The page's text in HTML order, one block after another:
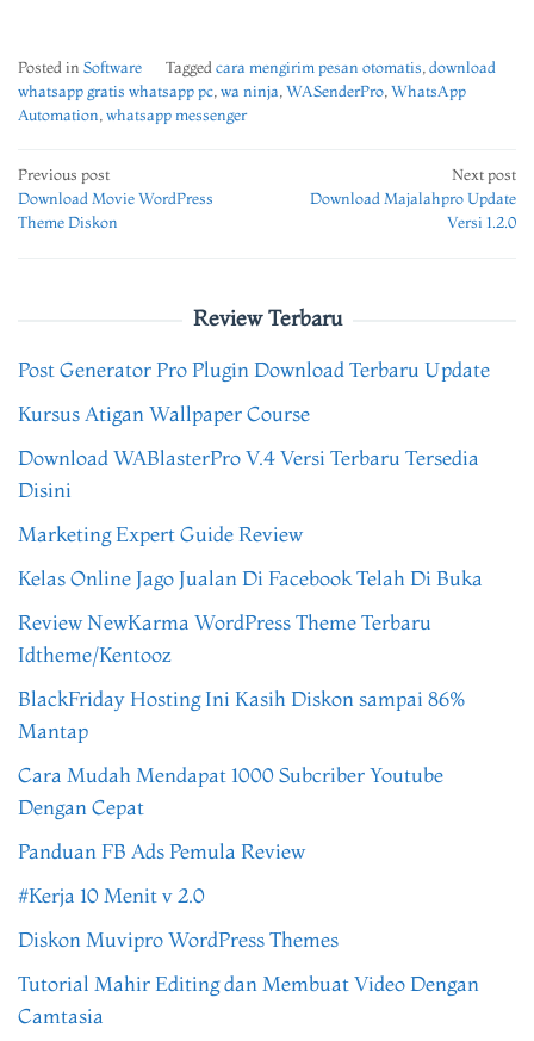
Posted in Software Tagged cara mengirim pesan otomatis download
whatsapp gratis whatsapp pc wa ninja WASenderPro WhatsApp
Automation whatsapp messenger
Post
navigation
Previous post
Download Movie WordPress
Theme Diskon
Next post
Download Majalahpro Update
Versi 1.2.0
Review Terbaru
Post Generator Pro Plugin Download Terbaru Update
Kursus Atigan Wallpaper Course
Download WABlasterPro V.4 Versi Terbaru Tersedia
Disini
Marketing Expert Guide Review
Kelas Online Jago Jualan Di Facebook Telah Di Buka
Review NewKarma WordPress Theme Terbaru
Idtheme/Kentooz
BlackFriday Hosting Ini Kasih Diskon sampai 86%
Mantap
Cara Mudah Mendapat 1000 Subcriber Youtube
Dengan Cepat
Panduan FB Ads Pemula Review
#Kerja 10 Menit v 2.0
Diskon Muvipro WordPress Themes
Tutorial Mahir Editing dan Membuat Video Dengan
Camtasia